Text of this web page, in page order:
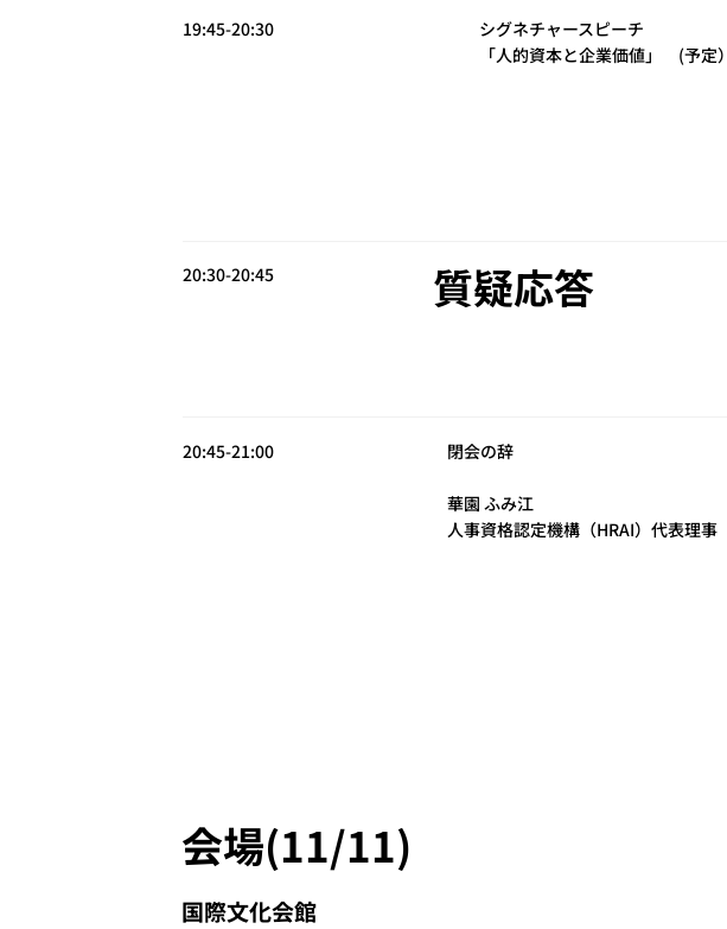
19:45-20:30
シグネチャースピーチ​
「人的資本と企業価値」 (予定）​
20:30-20:45​ 質疑応答
20:45-21:00 閉会の辞​
華園 ふみ江​
人事資格認定機構（HRAI）代表理事​
会場(11/11)
​国際文化会館